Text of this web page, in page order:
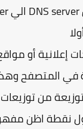
إعلانية أو
في المتصفح
من
نقطة اظن